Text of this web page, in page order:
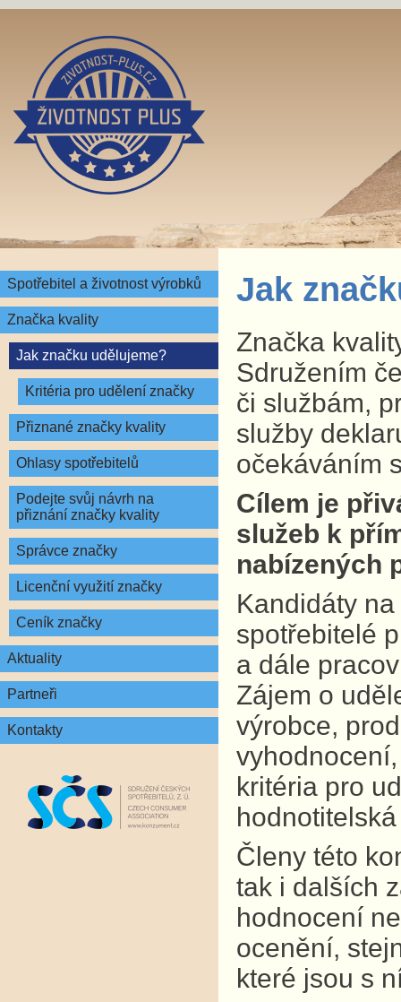
Spotřebitel a životnost výrobků
Značka kvality
Jak značku udělujeme?
Kritéria pro udělení značky
Přiznané značky kvality
Ohlasy spotřebitelů
Podejte svůj návrh na
přiznání značky kvality
Správce značky
Licenční využití značky
Ceník značky
Aktuality
Partneři
Kontakty
Jak
Značka
Sdružením
či službám,
služby
očekáváním
Cílem je
služeb k
nabízených
Kandidáty
spotřebitelé
a dále
Zájem o
výrobce,
kritéria pro
Členy této
tak i dalších
hodnocení
ocenění,
které jsou s